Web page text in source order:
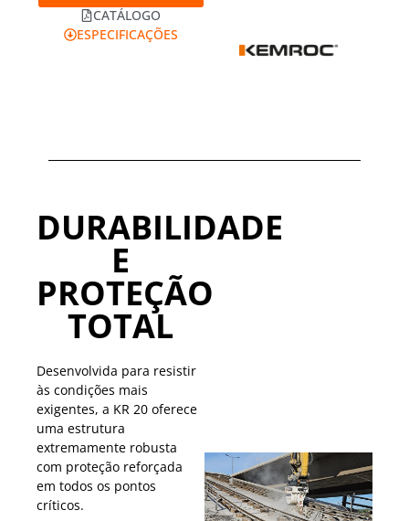
CATÁLOGO
ESPECIFICAÇÕES
DURABILIDADE
E
PROTEÇÃO
TOTAL
Desenvolvida para resistir
às condições mais
exigentes, a KR 20 oferece
uma estrutura
extremamente robusta
com proteção reforçada
em todos os pontos
críticos.